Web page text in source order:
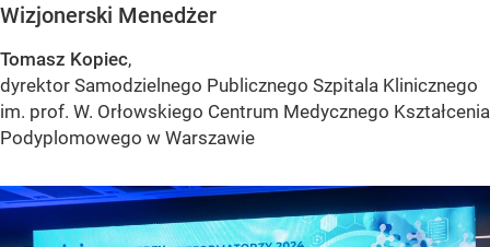
Wizjonerski Menedżer
Tomasz Kopiec,
dyrektor Samodzielnego Publicznego Szpitala Klinicznego
im. prof. W. Orłowskiego Centrum Medycznego Kształcenia
Podyplomowego w Warszawie